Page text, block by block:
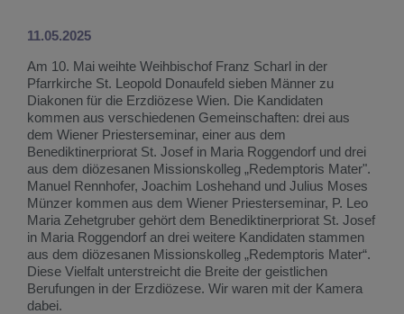
11.05.2025
Am 10. Mai weihte Weihbischof Franz Scharl in der
Pfarrkirche St. Leopold Donaufeld sieben Männer zu
Diakonen für die Erzdiözese Wien. Die Kandidaten
kommen aus verschiedenen Gemeinschaften: drei aus
dem Wiener Priesterseminar, einer aus dem
Benediktinerpriorat St. Josef in Maria Roggendorf und drei
aus dem diözesanen Missionskolleg „Redemptoris Mater".
Manuel Rennhofer, Joachim Loshehand und Julius Moses
Münzer kommen aus dem Wiener Priesterseminar, P. Leo
Maria Zehetgruber gehört dem Benediktinerpriorat St. Josef
in Maria Roggendorf an drei weitere Kandidaten stammen
aus dem diözesanen Missionskolleg „Redemptoris Mater“.
Diese Vielfalt unterstreicht die Breite der geistlichen
Berufungen in der Erzdiözese. Wir waren mit der Kamera
dabei.